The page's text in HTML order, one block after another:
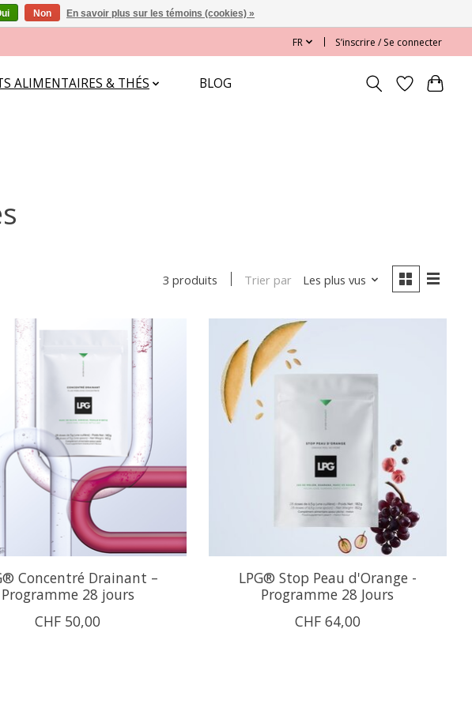
FR S’inscrire / Se connecter
ALIMENTAIRES & THÉS BLOG
3 produits Trier par Les plus vus
Concentré Drainant –
Programme 28 jours
CHF 50,00
LPG® Stop Peau d'Orange -
Programme 28 Jours
CHF 64,00
Non En savoir plus sur les témoins (cookies) »